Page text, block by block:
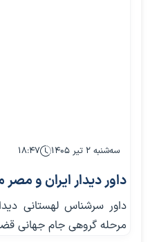
سه‌شنبه ۲ تیر ۱۴۰۵ ۱۸:۴۷
داور دیدار ایران و
داور سرشناس لهستانی
مرحله گروهی جام جهانی